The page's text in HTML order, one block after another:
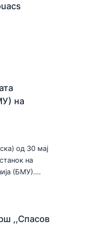
на
од 30 мај
на
(БМУ).…
,,Спасов